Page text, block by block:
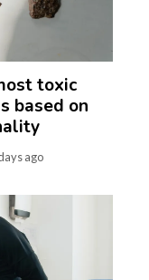
toxic
based on
ago